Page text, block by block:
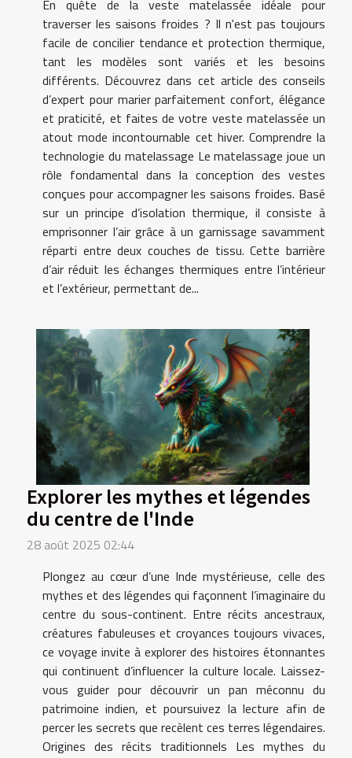
En quête de la veste matelassée idéale pour
traverser les saisons froides ? Il n'est pas toujours
facile de concilier tendance et protection thermique,
tant les modèles sont variés et les besoins
différents. Découvrez dans cet article des conseils
d’expert pour marier parfaitement confort, élégance
et praticité, et faites de votre veste matelassée un
atout mode incontournable cet hiver. Comprendre la
technologie du matelassage Le matelassage joue un
rôle fondamental dans la conception des vestes
conçues pour accompagner les saisons froides. Basé
sur un principe d’isolation thermique, il consiste à
emprisonner l’air grâce à un garnissage savamment
réparti entre deux couches de tissu. Cette barrière
d’air réduit les échanges thermiques entre l’intérieur
et l’extérieur, permettant de...
Explorer les mythes et légendes
du centre de l'Inde
28 août 2025 02:44
Plongez au cœur d’une Inde mystérieuse, celle des
mythes et des légendes qui façonnent l’imaginaire du
centre du sous-continent. Entre récits ancestraux,
créatures fabuleuses et croyances toujours vivaces,
ce voyage invite à explorer des histoires étonnantes
qui continuent d’influencer la culture locale. Laissez-
vous guider pour découvrir un pan méconnu du
patrimoine indien, et poursuivez la lecture afin de
percer les secrets que recèlent ces terres légendaires.
Origines des récits traditionnels Les mythes du